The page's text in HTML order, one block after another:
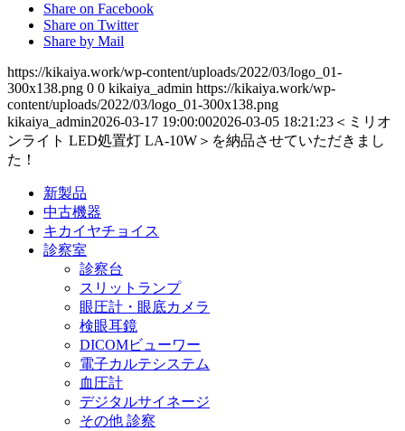
Share on Facebook
Share on Twitter
Share by Mail
https://kikaiya.work/wp-content/uploads/2022/03/logo_01-
300x138.png 0 0 kikaiya_admin https://kikaiya.work/wp-
content/uploads/2022/03/logo_01-300x138.png
kikaiya_admin2026-03-17 19:00:002026-03-05 18:21:23 ＜ミリオ
ンライト LED処置灯 LA-10W＞を納品させていただきまし
た！
新製品
中古機器
キカイヤチョイス
診察室
診察台
スリットランプ
眼圧計・眼底カメラ
検眼耳鏡
DICOMビューワー
電子カルテシステム
血圧計
デジタルサイネージ
その他 診察